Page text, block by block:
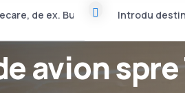
avion